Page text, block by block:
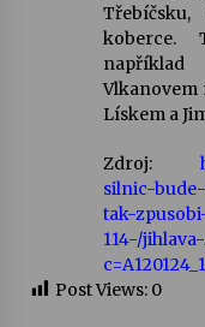
koberce.
Vlkanovem
Lískem a
Zdroj:
silnic-
tak-
114-/
Post Views: 0